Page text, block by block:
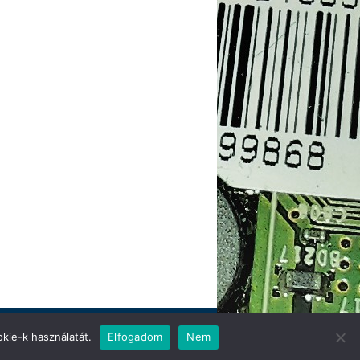
k használatát. Elfogadom Nem